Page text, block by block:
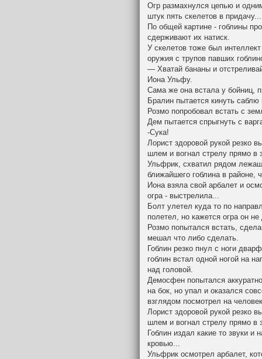
Огр размахнулся цепью и
штук пять скелетов в
По общей картине - гоблины
сдерживают их натиск.
У скелетов тоже был
оружия с трупов павших
— Хватай бананы и
Иона Ульфу.
Сама же она встала у бойниц,
Бралин пытается кинуть
Розмо попробовал встать с
Дем пытается спрыгнуть с
-Сука!
Лорист здоровой рукой резко
шлем и вогнал стрелу прямо в
Ульфрик, схватил рядом
ближайшего гоблина в
Иона взяла свой арбалет и
огра - выстрелила...
Болт улетел куда то по
полетел, но кажется огра он не
Розмо попытался встать,
мешал что либо сделать.
Гоблин резко пнул с ноги
гоблин встал одной ногой на
над головой.
Демосфен попытался
на бок, но упал и оказался
взглядом посмотрел на
Лорист здоровой рукой резко
шлем и вогнал стрелу прямо в
Гоблин издал какие то звуки и
кровью...
Ульфрик осмотрел арбалет,